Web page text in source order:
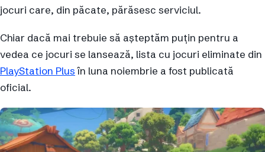
jocuri care, din păcate, părăsesc serviciul.
Chiar dacă mai trebuie să așteptăm puțin pentru a
vedea ce jocuri se lansează, lista cu jocuri eliminate din
PlayStation Plusîn luna noiembrie a fost publicată
oficial.